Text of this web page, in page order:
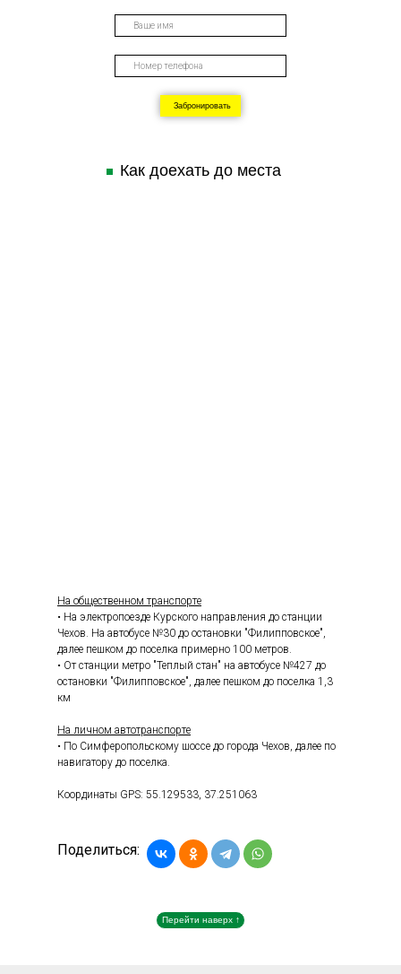
Забронировать
Как доехать до места
На общественном транспорте
• На электропоезде Курского направления до станции
Чехов. На автобусе №30 до остановки "Филипповское",
далее пешком до поселка примерно 100 метров.
• От станции метро "Теплый стан" на автобусе №427 до
остановки "Филипповское", далее пешком до поселка 1,3
км
На личном автотранспорте
• По Симферопольскому шоссе до города Чехов, далее по
навигатору до поселка.
Координаты GPS: 55.129533, 37.251063
Поделиться:
Перейти наверх ↑